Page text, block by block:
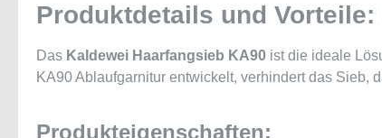
Produktdetails und
Das Kaldewei Haarfangsieb KA90 ist die ideale
KA90 Ablaufgarnitur entwickelt, verhindert das Sieb,
Produkteigenschaften: